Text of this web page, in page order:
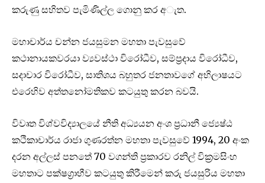
කරුණු සහිතව පැමිණිල්ල ගොනු කර අැත.
මහාචාර්ය චන්න ජයසුමන මහතා පැවසුවේ
කථානායකවරයා ව්‍යවස්ථා විරෝධීව, සම්ප්‍රදාය විරෝධීව,
සදාචාර විරෝධීව, සාතිශය බහුතර ජනතාවගේ අභිලාෂයට
එරෙහිව අත්තනෝමතිකව කටයුතු කරන බවයි.
විවෘත විශ්වවිද්‍යාලයේ නීති අධ්‍යයන අංශ ප්‍රධානී ජ්‍යෙෂ්ඨ
කථිකාචාර්ය රාජා ගුණරත්න මහතා පැවසුවේ 1994, 20 අංක
දරන අල්ලස් පනතේ 70 වගන්ති ප්‍රකාරව රනිල් වික්‍රමසිංහ
මහතාට පක්ෂග්‍රාහීව කටයුතු කිරීමෙන් කරු ජයසුරිය මහතා